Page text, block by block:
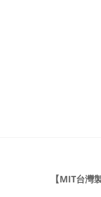
【MIT台灣